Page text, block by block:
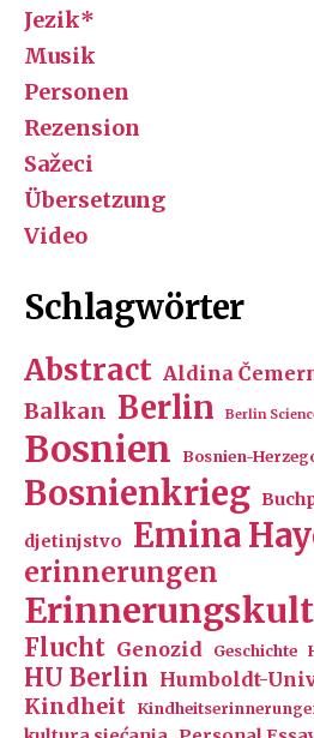
Jezik*
Musik
Personen
Rezension
Sažeci
Übersetzung
Video
Schlagwörter
Abstract Aldina
Balkan Berlin Berlin
Bosnien Bosnien-
Bosnienkrieg
djetinjstvo Emina
erinnerungen
Flucht Genozid Geschichte
HU Berlin Humboldt-
Kindheit